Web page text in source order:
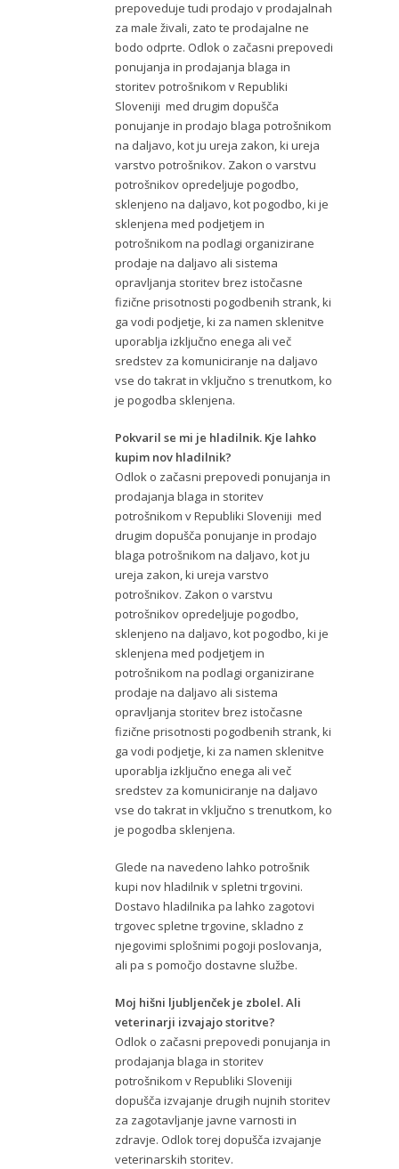
prepoveduje tudi prodajo v prodajalnah
za male živali, zato te prodajalne ne
bodo odprte. Odlok o začasni prepovedi
ponujanja in prodajanja blaga in
storitev potrošnikom v Republiki
Sloveniji med drugim dopušča
ponujanje in prodajo blaga potrošnikom
na daljavo, kot ju ureja zakon, ki ureja
varstvo potrošnikov. Zakon o varstvu
potrošnikov opredeljuje pogodbo,
sklenjeno na daljavo, kot pogodbo, ki je
sklenjena med podjetjem in
potrošnikom na podlagi organizirane
prodaje na daljavo ali sistema
opravljanja storitev brez istočasne
fizične prisotnosti pogodbenih strank, ki
ga vodi podjetje, ki za namen sklenitve
uporablja izključno enega ali več
sredstev za komuniciranje na daljavo
vse do takrat in vključno s trenutkom, ko
je pogodba sklenjena.
Pokvaril se mi je hladilnik. Kje lahko
kupim nov hladilnik?
Odlok o začasni prepovedi ponujanja in
prodajanja blaga in storitev
potrošnikom v Republiki Sloveniji med
drugim dopušča ponujanje in prodajo
blaga potrošnikom na daljavo, kot ju
ureja zakon, ki ureja varstvo
potrošnikov. Zakon o varstvu
potrošnikov opredeljuje pogodbo,
sklenjeno na daljavo, kot pogodbo, ki je
sklenjena med podjetjem in
potrošnikom na podlagi organizirane
prodaje na daljavo ali sistema
opravljanja storitev brez istočasne
fizične prisotnosti pogodbenih strank, ki
ga vodi podjetje, ki za namen sklenitve
uporablja izključno enega ali več
sredstev za komuniciranje na daljavo
vse do takrat in vključno s trenutkom, ko
je pogodba sklenjena.
Glede na navedeno lahko potrošnik
kupi nov hladilnik v spletni trgovini.
Dostavo hladilnika pa lahko zagotovi
trgovec spletne trgovine, skladno z
njegovimi splošnimi pogoji poslovanja,
ali pa s pomočjo dostavne službe.
Moj hišni ljubljenček je zbolel. Ali
veterinarji izvajajo storitve?
Odlok o začasni prepovedi ponujanja in
prodajanja blaga in storitev
potrošnikom v Republiki Sloveniji
dopušča izvajanje drugih nujnih storitev
za zagotavljanje javne varnosti in
zdravje. Odlok torej dopušča izvajanje
veterinarskih storitev.